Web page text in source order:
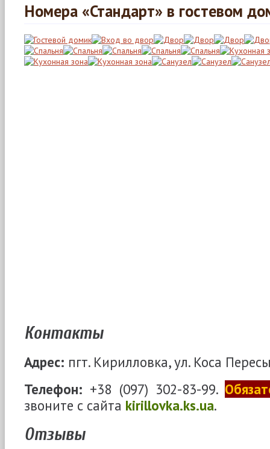
Номера «Стандарт» в гостевом
Контакты
Адрес: пгт. Кирилловка, ул. Коса
Телефон: +38 (097) 302-83-99.
звоните с сайта kirillovka.ks.ua.
Отзывы